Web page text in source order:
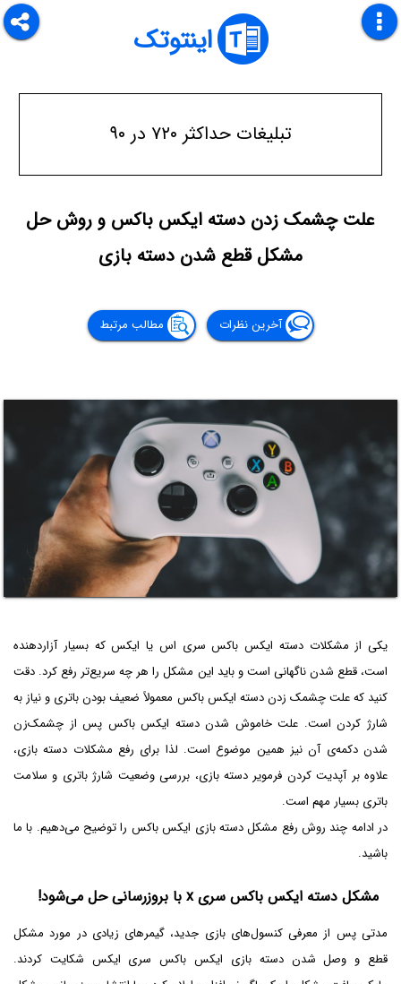
اینتوتک
تبلیغات حداکثر ۷۲۰ در ۹۰
علت چشمک زدن دسته ایکس باکس و روش حل
مشکل قطع شدن دسته بازی
آخرین نظرات مطالب مرتبط
یکی از مشکلات دسته ایکس باکس سری اس یا ایکس که بسیار آزاردهنده
است، قطع شدن ناگهانی است و باید این مشکل را هر چه سریع‌تر رفع کرد. دقت
کنید که علت چشمک زدن دسته ایکس باکس معمولاً ضعیف بودن باتری و نیاز به
شارژ کردن است. علت خاموش شدن دسته ایکس باکس پس از چشمک‌زن
شدن دکمه‌ی آن نیز همین موضوع است. لذا برای رفع مشکلات دسته بازی،
علاوه بر آپدیت کردن فرمویر دسته بازی، بررسی وضعیت شارژ باتری و سلامت
باتری بسیار مهم است.
در ادامه چند روش رفع مشکل دسته بازی ایکس باکس را توضیح می‌دهیم. با ما
باشید.
مشکل دسته ایکس باکس سری x با بروزرسانی حل می‌شود!
مدتی پس از معرفی کنسول‌های بازی جدید، گیمرهای زیادی در مورد مشکل
قطع و وصل شدن دسته بازی ایکس باکس سری ایکس شکایت کردند.